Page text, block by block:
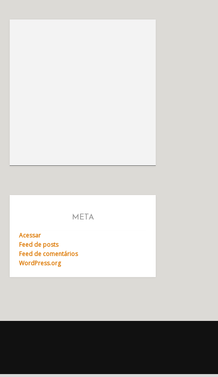
META
Acessar
Feed de posts
Feed de comentários
WordPress.org